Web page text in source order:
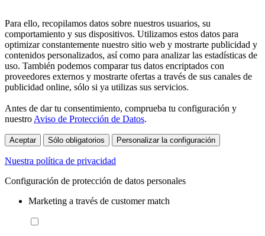
Para ello, recopilamos datos sobre nuestros usuarios, su
comportamiento y sus dispositivos. Utilizamos estos datos para
optimizar constantemente nuestro sitio web y mostrarte publicidad y
contenidos personalizados, así como para analizar las estadísticas de
uso. También podemos comparar tus datos encriptados con
proveedores externos y mostrarte ofertas a través de sus canales de
publicidad online, sólo si ya utilizas sus servicios.
Antes de dar tu consentimiento, comprueba tu configuración y
nuestro Aviso de Protección de Datos.
Aceptar Sólo obligatorios Personalizar la configuración
Nuestra política de privacidad
Configuración de protección de datos personales
Marketing a través de customer match